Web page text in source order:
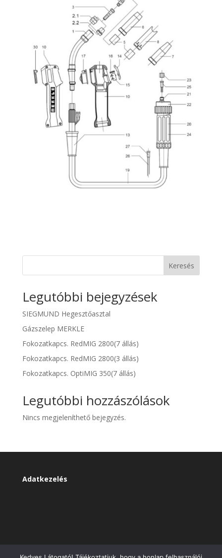
Keresés
Legutóbbi bejegyzések
SIEGMUND Hegesztőasztal
Gázszelep MERKLE
Fokozatkapcs. RedMIG 2800(7 állás)
Fokozatkapcs. RedMIG 2800(3 állás)
Fokozatkapcs. OptiMIG 350(7 állás)
Legutóbbi hozzászólások
Nincs megjeleníthető bejegyzés.
Adatkezelés